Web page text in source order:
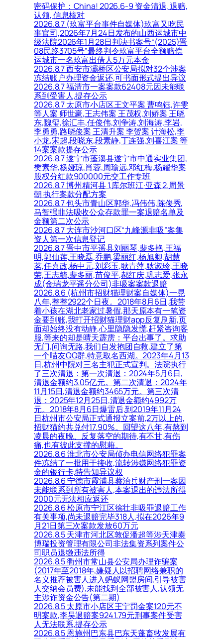
密码保护：China! 2026.6-9 资金清退, 退赔,
认领, 信息核对
2026.8.7 (玖富平台事件自媒体)玖富又吃民
事官司,2026年7月24日发布的山西运城市中
级法院2026年1月28日判决书案号“(2025)晋
08民终3705号”最终判令玖富平台全额赔偿
运城市一名玖富出借人5万元本金
2026.8.7 西安市灞桥区公安局拟对32个涉案
冻结账户办理资金返还,可书面形式提出异议
2026.8.7 福清市一案案款62408元因未能联
系到受害人,提存公示
2026.8.7 太原市小店区王文平案 曹鸣钰,许雯
等人案 师世豪,王志伟案 王茂权,刘娇案 王晓
东,魏玺,徐汇丰,任俊伟,刘争涛,刘海涛,李岩,
李勇勇,路晓俊案 王清升案 李贺案 计海松,李
小龙,宋超,段晓东,段素静,丁连强,刘喜江案 等
14案案款提存公示
2026.8.7 遂宁市蓬溪县遂宁市中通实业集团,
樊素华,杨娅琼,肖蓉,周瑜远,邓红梅,杨耀华案
股权分红款900000元交工作专班
2026.8.7 博州精河县 1.库尔班江·亚森 2.周景
朝 执行案款分配方案
2026.8.7 包头市青山区郭华,冯伟伟,陈俊秀,
马智强非法吸收公众存款罪一案退赔名单及
金额第二次公示
2026.8.7 大连市沙河口区“九峰源非吸”案集
资人第一次信息登记
2026.8.7 晋中市平遥县刘丽琴,裴多艳,王福
明,郭仙莲,王晓磊,乔鹏,梁丽红,杨旭卿,胡慧
茗,任喜政,杨中元,刘彩玉,耿青萍,耿淑珍,王晓
荣,王志毓,裴多丽,苗俊平,郝红庆,巩志爱,张永
成(金瑞龙平遥分公司)非吸案案款退赔
2026.8.6 (杭州市招财猫理财案自媒体)一晃
八年,整整2922个日夜。2018年8月6日,我带
着小孩在湖北老家过暑假,那天原本有一笔资
金要到账,我打开招财猫理财app反复刷新,页
面却始终没有动静,心里隐隐发慌,赶紧咨询客
服,等来的却是晴天霹雳：平台出事了。求助
无门,问询无路,我们自发抱团自救,建立了第
一个喵友QQ群,特意取名西湖。2023年4月13
日,杭州中院对三名主犯正式宣判。法院执行
了三次清退：第一次清退：2024年5月6日,
清退金额约3.05亿元。第二次清退：2024年
11月15日,清退金额约3465万元。第三次清
退：2025年12月25日,清退金额约4992万
元。2018年8月6日爆雷后,到2019年11月24
日杭州市公安局正式通报立案前,2万以上的,
招财猫约共兑付17.90%。回望这八年,有熬到
凌晨的夜晚、反复落空的期待,有不甘,有伤
痛,也有彼此支撑的慰藉。
2026.8.6 淮北市公安局侦办电信网络犯罪案
件冻结了一批用于接收,流转涉嫌网络犯罪资
金的银行卡,特告知异议权
2026.8.6 宁德市霞浦县蔡治兵财产刑一案因
未能联系到所有被害人,本案退出的违法所得
2000元无法相应返还
2026.8.6 松原市宁江区徐壮非吸罪退赔工作
有关事项,尚未退赔完毕318人,拟在2026年9
月21日第三次案款发放60万元
2026.8.5 天津市河北区敦促潘超等涉天津泰
博瑞投资管理有限公司非法集资系列案件公
司职员退缴违法所得
2026.8.5 衢州市常山县公安局办理诈骗案
(2017年至2018年,嫌疑人以招聘网络兼职的
名义推荐被害人进入蚂蚁网盟房间,引导被害
人交纳会员费),未能找到全部被害人,认领无
主涉诈资金公告(第二期)
2026.8.5 太原市小店区王宁罚金案120元不
明案款,李昊退赔案9241.79元刑事案件受害
人无法联系,提存公示
2026.8.5 恩施州巴东县巴东天蓬畜牧发展有